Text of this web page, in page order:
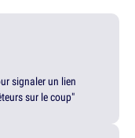
signaler un lien
sur le coup"